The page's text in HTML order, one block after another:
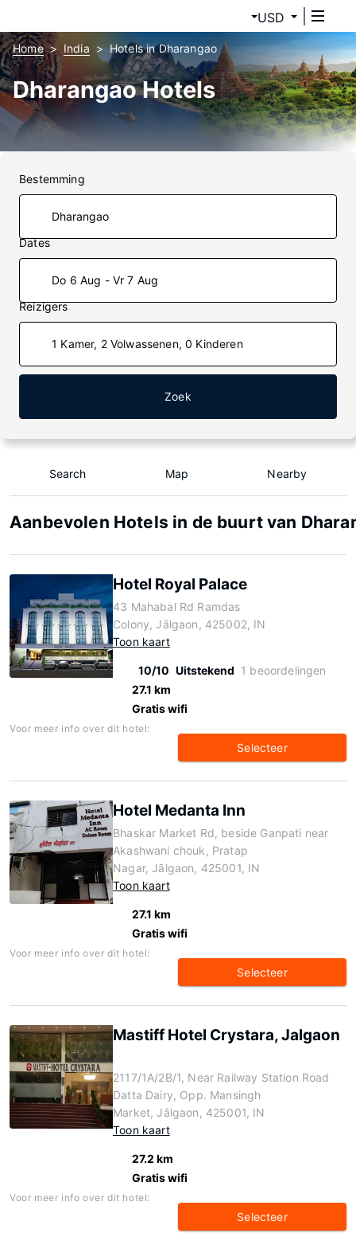
USD
Home India Hotels in Dharangao
Dharangao Hotels
Bestemming
Dates
Do 6 Aug - Vr 7 Aug
Reizigers
1 Kamer, 2 Volwassenen, 0 Kinderen
Zoek
Search Map Nearby
Aanbevolen Hotels in de buurt van
Hotel Royal Palace
43 Mahabal Rd Ramdas
Colony, Jālgaon, 425002, IN
Toon kaart
10/10 Uitstekend 1 beoordelingen
27.1 km
Gratis wifi
Voor meer info over dit hotel:
Selecteer
Hotel Medanta Inn
Bhaskar Market Rd, beside Ganpati near
Akashwani chouk, Pratap
Nagar, Jālgaon, 425001, IN
Toon kaart
27.1 km
Gratis wifi
Voor meer info over dit hotel:
Selecteer
Mastiff Hotel Crystara, Jalgaon
2117/1A/2B/1, Near Railway Station Road
Datta Dairy, Opp. Mansingh
Market, Jālgaon, 425001, IN
Toon kaart
27.2 km
Gratis wifi
Voor meer info over dit hotel:
Selecteer